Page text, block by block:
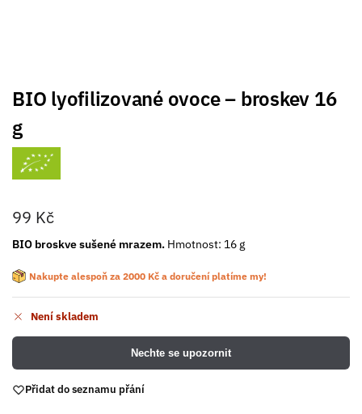
BIO lyofilizované ovoce – broskev 16
g
99 Kč
BIO broskve sušené mrazem. Hmotnost: 16 g
Nakupte alespoň za 2000 Kč a doručení platíme my!
Není skladem
Nechte se upozornit
Přidat do seznamu přání